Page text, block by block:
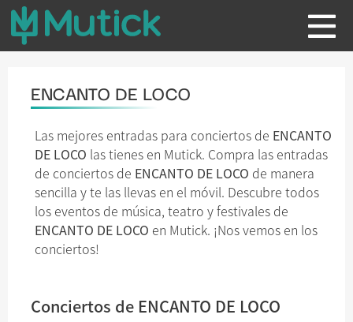
ENCANTO DE LOCO
Las mejores entradas para conciertos de ENCANTO
DE LOCO las tienes en Mutick. Compra las entradas
de conciertos de ENCANTO DE LOCO de manera
sencilla y te las llevas en el móvil. Descubre todos
los eventos de música, teatro y festivales de
ENCANTO DE LOCO en Mutick. ¡Nos vemos en los
conciertos!
Conciertos de ENCANTO DE LOCO